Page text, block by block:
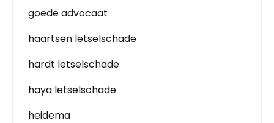
goede advocaat
haartsen letselschade
hardt letselschade
haya letselschade
heidema